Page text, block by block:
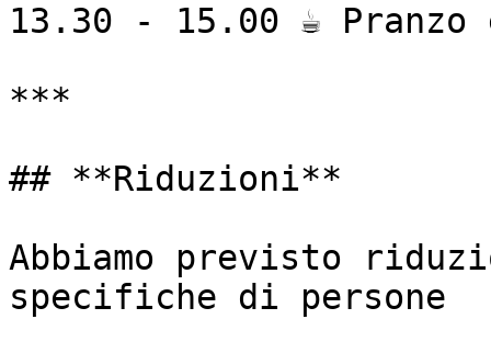
13.30 - 15.00 ☕
***
## **Riduzioni**
Abbiamo previsto
specifiche di persone